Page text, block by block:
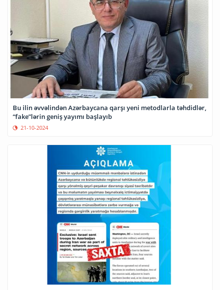
Bu ilin əvvəlindən Azərbaycana qarşı yeni metodlarla təhdidlər,
“fake”lərin geniş yayımı başlayıb
21-10-2024